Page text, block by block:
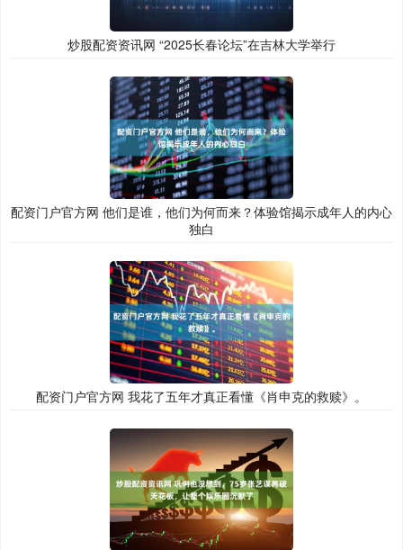
炒股配资资讯网 “2025长春论坛”在吉林大学举行
配资门户官方网 他们是谁，他们为何而来？体验馆揭示成年人的内心
独白
配资门户官方网 我花了五年才真正看懂《肖申克的救赎》。